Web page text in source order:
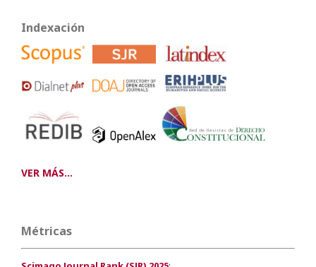
Indexación
VER MÁS...
Métricas